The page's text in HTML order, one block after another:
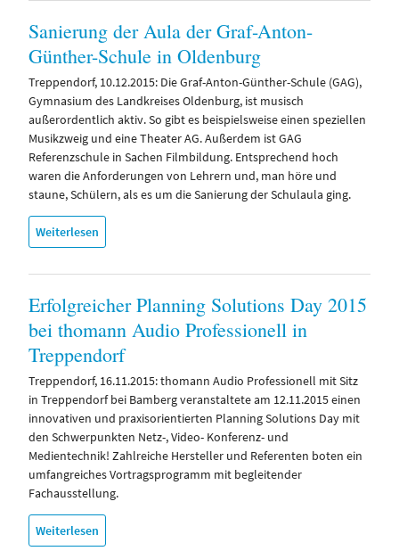
Sanierung der Aula der Graf-Anton-
Günther-Schule in Oldenburg
Treppendorf, 10.12.2015: Die Graf-Anton-Günther-Schule (GAG),
Gymnasium des Landkreises Oldenburg, ist musisch
außerordentlich aktiv. So gibt es beispielsweise einen speziellen
Musikzweig und eine Theater AG. Außerdem ist GAG
Referenzschule in Sachen Filmbildung. Entsprechend hoch
waren die Anforderungen von Lehrern und, man höre und
staune, Schülern, als es um die Sanierung der Schulaula ging.
Weiterlesen
Erfolgreicher Planning Solutions Day 2015
bei thomann Audio Professionell in
Treppendorf
Treppendorf, 16.11.2015: thomann Audio Professionell mit Sitz
in Treppendorf bei Bamberg veranstaltete am 12.11.2015 einen
innovativen und praxisorientierten Planning Solutions Day mit
den Schwerpunkten Netz-, Video- Konferenz- und
Medientechnik! Zahlreiche Hersteller und Referenten boten ein
umfangreiches Vortragsprogramm mit begleitender
Fachausstellung.
Weiterlesen